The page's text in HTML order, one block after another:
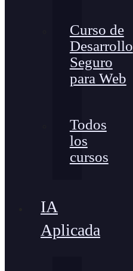
Curso de
Desarrollo
Seguro
para Web
Todos
los
cursos
IA
Aplicada